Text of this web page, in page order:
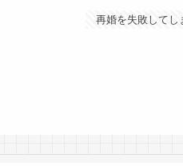
再婚を失敗してし